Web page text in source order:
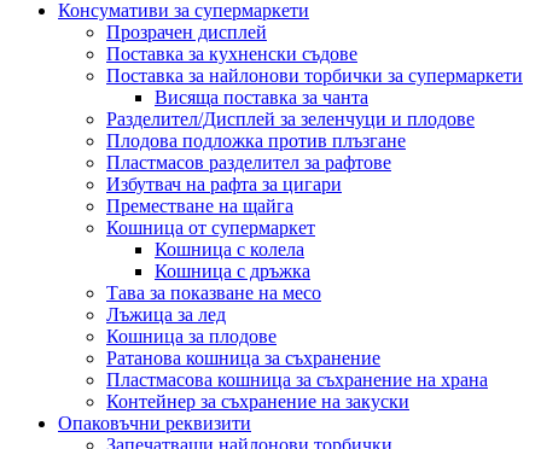
Консумативи за супермаркети
Прозрачен дисплей
Поставка за кухненски съдове
Поставка за найлонови торбички за супермаркети
Висяща поставка за чанта
Разделител/Дисплей за зеленчуци и плодове
Плодова подложка против плъзгане
Пластмасов разделител за рафтове
Избутвач на рафта за цигари
Преместване на щайга
Кошница от супермаркет
Кошница с колела
Кошница с дръжка
Тава за показване на месо
Лъжица за лед
Кошница за плодове
Ратанова кошница за съхранение
Пластмасова кошница за съхранение на храна
Контейнер за съхранение на закуски
Опаковъчни реквизити
Запечатващи найлонови торбички